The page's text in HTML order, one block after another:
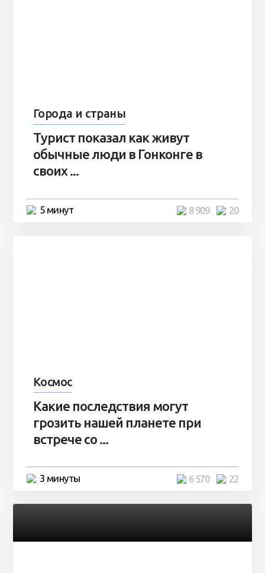
Города и страны
Турист показал как живут
обычные люди в Гонконге в
своих ...
5 минут 20
8 909
Космос
Какие последствия могут
грозить нашей планете при
встрече со ...
3 минуты 22
6 570